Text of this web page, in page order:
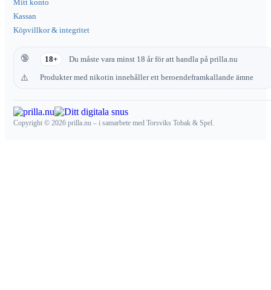
Mitt konto
Kassan
Köpvillkor & integritet
18+ Du måste vara minst 18 år för att handla på prilla.nu
Produkter med nikotin innehåller ett beroendeframkallande ämne
Copyright © 2026 prilla.nu – i samarbete med Torsviks Tobak & Spel.